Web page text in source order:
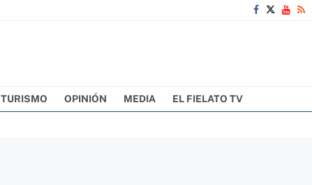
TURISMO OPINIÓN MEDIA EL FIELATO TV